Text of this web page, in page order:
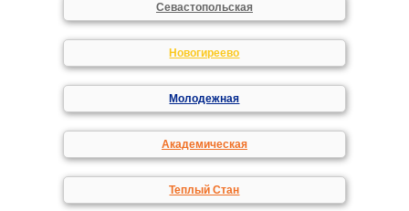
Севастопольская
Новогиреево
Молодежная
Академическая
Теплый Стан